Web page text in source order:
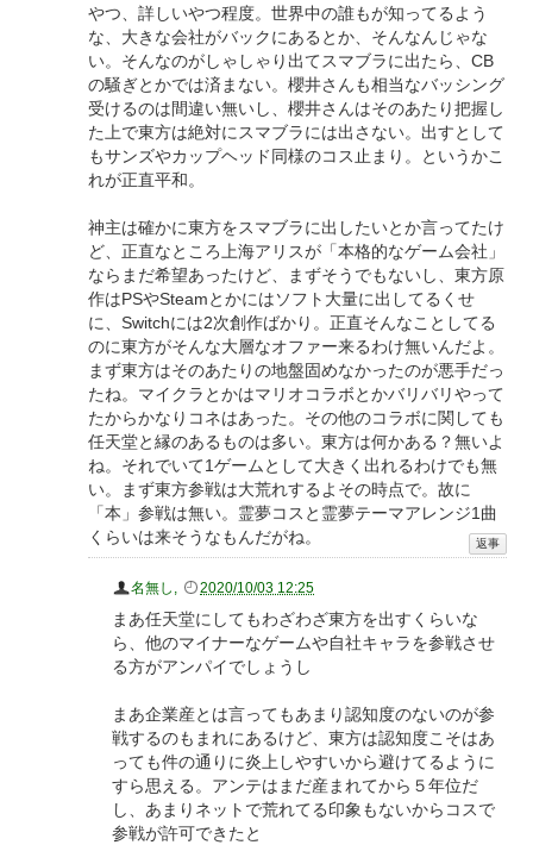
やつ、詳しいやつ程度。世界中の誰もが知ってるよう
な、大きな会社がバックにあるとか、そんなんじゃな
い。そんなのがしゃしゃり出てスマブラに出たら、CB
の騒ぎとかでは済まない。櫻井さんも相当なバッシング
受けるのは間違い無いし、櫻井さんはそのあたり把握し
た上で東方は絶対にスマブラには出さない。出すとして
もサンズやカップヘッド同様のコス止まり。というかこ
れが正直平和。
神主は確かに東方をスマブラに出したいとか言ってたけ
ど、正直なところ上海アリスが「本格的なゲーム会社」
ならまだ希望あったけど、まずそうでもないし、東方原
作はPSやSteamとかにはソフト大量に出してるくせ
に、Switchには2次創作ばかり。正直そんなことしてる
のに東方がそんな大層なオファー来るわけ無いんだよ。
まず東方はそのあたりの地盤固めなかったのが悪手だっ
たね。マイクラとかはマリオコラボとかバリバリやって
たからかなりコネはあった。その他のコラボに関しても
任天堂と縁のあるものは多い。東方は何かある？無いよ
ね。それでいて1ゲームとして大きく出れるわけでも無
い。まず東方参戦は大荒れするよその時点で。故に
「本」参戦は無い。霊夢コスと霊夢テーマアレンジ1曲
くらいは来そうなもんだがね。
名無し , 2020/10/03 12:25
まあ任天堂にしてもわざわざ東方を出すくらいな
ら、他のマイナーなゲームや自社キャラを参戦させ
る方がアンパイでしょうし
まあ企業産とは言ってもあまり認知度のないのが参
戦するのもまれにあるけど、東方は認知度こそはあ
っても件の通りに炎上しやすいから避けてるように
すら思える。アンテはまだ産まれてから５年位だ
し、あまりネットで荒れてる印象もないからコスで
参戦が許可できたと